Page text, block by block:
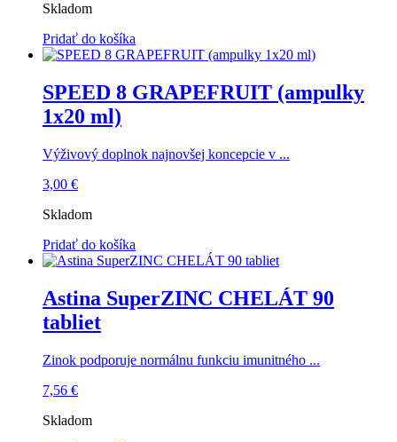
Skladom
Pridať do košíka
SPEED 8 GRAPEFRUIT (ampulky
1x20 ml)
Výživový doplnok najnovšej koncepcie v ...
3,00 €
Skladom
Pridať do košíka
Astina SuperZINC CHELÁT 90
tabliet
Zinok podporuje normálnu funkciu imunitného ...
7,56 €
Skladom